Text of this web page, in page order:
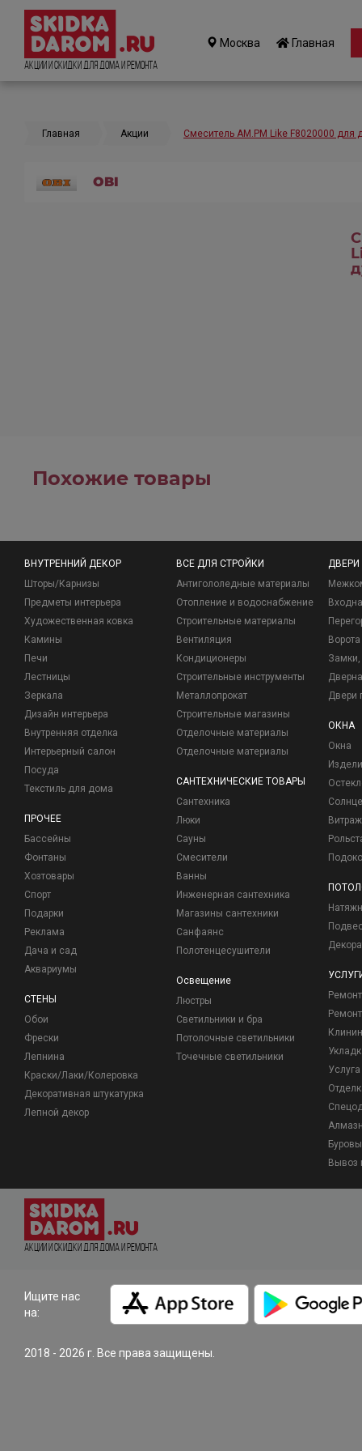
Акции и Скидки для дома и ремонта
Москва Главная
Главная Акции Смеситель AM.PM Like F8020000 для
OBI
Похожие товары
ВНУТРЕННИЙ ДЕКОР
Шторы/Карнизы
Предметы интерьера
Художественная ковка
Камины
Печи
Лестницы
Зеркала
Дизайн интерьера
Внутренняя отделка
Интерьерный салон
Посуда
Текстиль для дома
ПРОЧЕЕ
Бассейны
Фонтаны
Хозтовары
Спорт
Подарки
Реклама
Дача и сад
Аквариумы
СТЕНЫ
Обои
Фрески
Лепнина
Краски/Лаки/Колеровка
Декоративная штукатурка
Лепной декор
ВСЕ ДЛЯ СТРОЙКИ
Антигололедные материалы
Отопление и водоснабжение
Строительные материалы
Вентиляция
Кондиционеры
Строительные инструменты
Металлопрокат
Строительные магазины
Отделочные материалы
Отделочные материалы
САНТЕХНИЧЕСКИЕ ТОВАРЫ
Сантехника
Люки
Сауны
Смесители
Ванны
Инженерная сантехника
Магазины сантехники
Санфаянс
Полотенцесушители
Освещение
Люстры
Светильники и бра
Потолочные светильники
Точечные светильники
ДВЕРИ
Ворота
Замки,
Двери
ОКНА
Окна
Вывоз
Акции и Скидки для дома и ремонта
Ищите нас
на:
2018 - 2026 г. Все права защищены.